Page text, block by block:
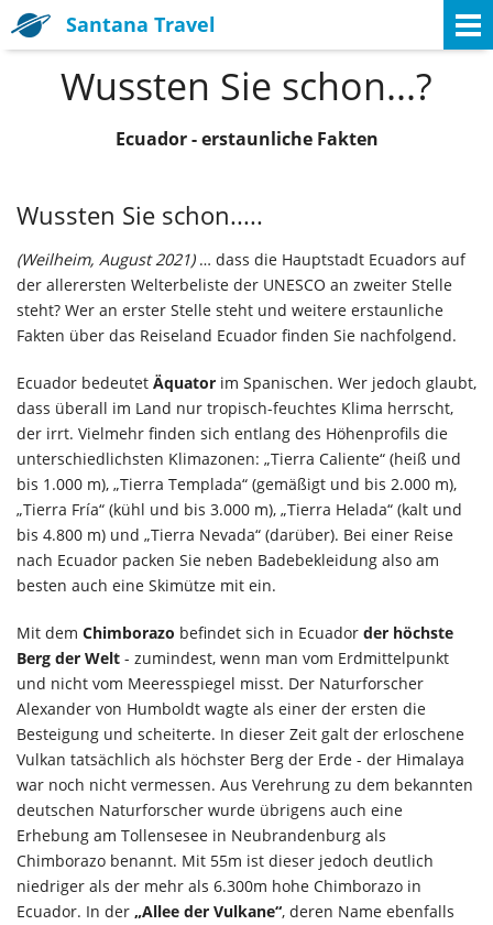
Santana Travel
Wussten Sie schon...?
Ecuador - erstaunliche Fakten
Wussten Sie schon.....
(Weilheim, August 2021)… dass die Hauptstadt Ecuadors auf
der allerersten Welterbeliste der UNESCO an zweiter Stelle
steht? Wer an erster Stelle steht und weitere erstaunliche
Fakten über das Reiseland Ecuador finden Sie nachfolgend.
Ecuador bedeutet Äquator im Spanischen. Wer jedoch glaubt,
dass überall im Land nur tropisch-feuchtes Klima herrscht,
der irrt. Vielmehr finden sich entlang des Höhenprofils die
unterschiedlichsten Klimazonen: „Tierra Caliente“ (heiß und
bis 1.000 m), „Tierra Templada“ (gemäßigt und bis 2.000 m),
„Tierra Fría“ (kühl und bis 3.000 m), „Tierra Helada“ (kalt und
bis 4.800 m) und „Tierra Nevada“ (darüber). Bei einer Reise
nach Ecuador packen Sie neben Badebekleidung also am
besten auch eine Skimütze mit ein.
Mit dem Chimborazo befindet sich in Ecuador der höchste
Berg der Welt - zumindest, wenn man vom Erdmittelpunkt
und nicht vom Meeresspiegel misst. Der Naturforscher
Alexander von Humboldt wagte als einer der ersten die
Besteigung und scheiterte. In dieser Zeit galt der erloschene
Vulkan tatsächlich als höchster Berg der Erde - der Himalaya
war noch nicht vermessen. Aus Verehrung zu dem bekannten
deutschen Naturforscher wurde übrigens auch eine
Erhebung am Tollensesee in Neubrandenburg als
Chimborazo benannt. Mit 55m ist dieser jedoch deutlich
niedriger als der mehr als 6.300m hohe Chimborazo in
Ecuador. In der „Allee der Vulkane“, deren Name ebenfalls